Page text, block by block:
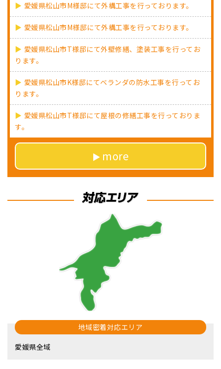
愛媛県松山市M様邸にて外構工事を行っております。
愛媛県松山市M様邸にて外構工事を行っております。
愛媛県松山市T様邸にて外壁修繕、塗装工事を行ってお
ります。
愛媛県松山市K様邸にてベランダの防水工事を行ってお
ります。
愛媛県松山市T様邸にて屋根の修繕工事を行っておりま
す。
more
地域密着対応エリア
愛媛県全域